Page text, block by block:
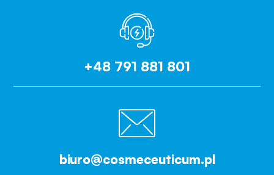
+48 791 881 801
biuro@cosmeceuticum.pl